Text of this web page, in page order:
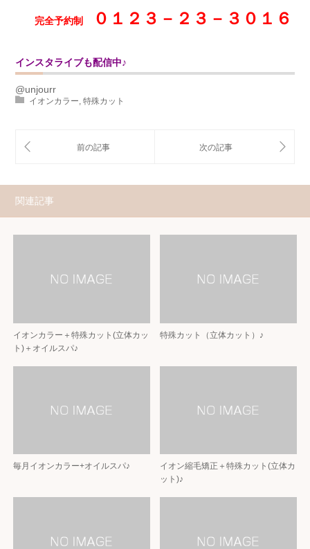
完全予約制 ０１２３－２３－３０１６
インスタライブも配信中♪
@unjourr
イオンカラー 特殊カット
関連記事
イオンカラー＋特殊カット(立体カッ
ト)＋オイルスパ♪
特殊カット（立体カット）♪
毎月イオンカラー+オイルスパ♪
イオン縮毛矯正＋特殊カット(立体カ
ット)♪